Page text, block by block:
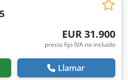
EUR 31.900
precio fijo IVA no incluído
Llamar